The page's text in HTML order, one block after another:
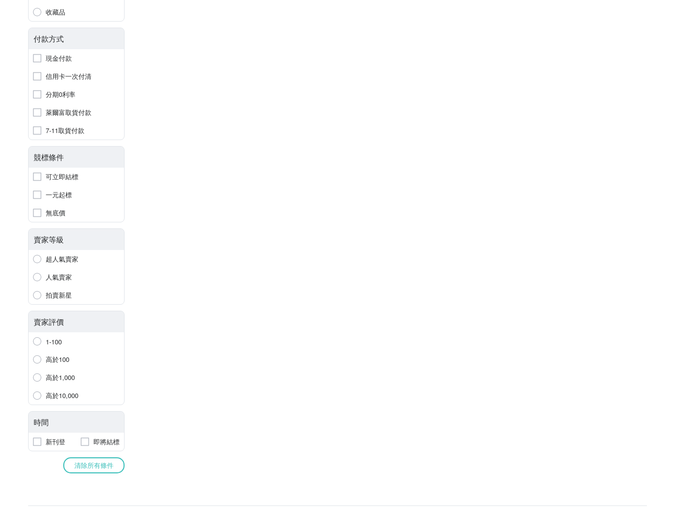
收藏品
付款方式
現金付款
信用卡一次付清
分期0利率
萊爾富取貨付款
7-11取貨付款
競標條件
可立即結標
一元起標
無底價
賣家等級
超人氣賣家
人氣賣家
拍賣新星
賣家評價
1-100
高於100
高於1,000
高於10,000
時間
新刊登 即將結標
清除所有條件